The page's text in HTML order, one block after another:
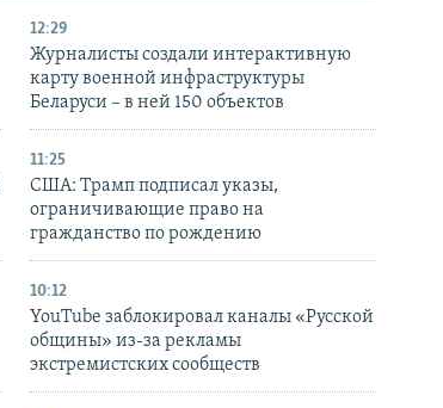
12:29
Журналисты создали интерактивную
карту военной инфраструктуры
Беларуси – в ней 150 объектов
11:25
США: Трамп подписал указы,
ограничивающие право на
гражданство по рождению
10:12
YouTube заблокировал каналы «Русской
общины» из-за рекламы
экстремистских сообществ